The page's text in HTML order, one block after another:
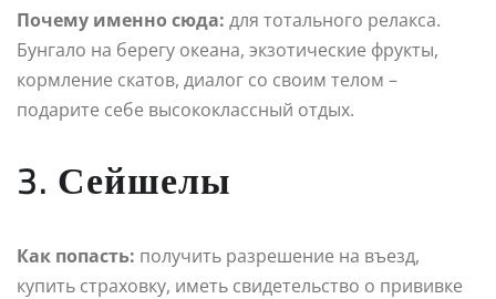
Почему именно сюда: для тотального релакса.
Бунгало на берегу океана, экзотические фрукты,
кормление скатов, диалог со своим телом –
подарите себе высококлассный отдых.
3. Сейшелы
Как попасть: получить разрешение на въезд,
купить страховку, иметь свидетельство о прививке